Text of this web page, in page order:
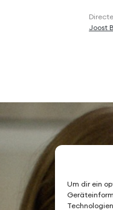
Um dir ein
Joost